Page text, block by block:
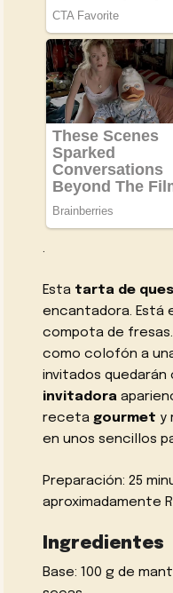
.
Esta tarta de
encantadora. Está
compota de
como colofón a
invitados quedarán
invitadora
receta gourmet y
en unos sencillos
Preparación: 25
aproximadamente
Ingredientes
Base: 100 g de